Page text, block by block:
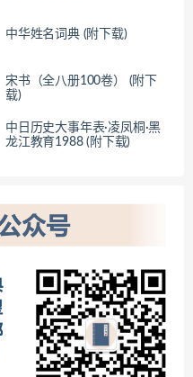
中华姓名词典 (附下载)
宋书（全八册100卷） (附下
载)
中日历史大事年表·凌凤桐·黑
龙江教育1988 (附下载)